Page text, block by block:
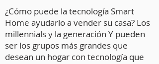
¿Cómo puede la tecnología Smart
Home ayudarlo a vender su casa? Los
millennials y la generación Y pueden
ser los grupos más grandes que
desean un hogar con tecnología que